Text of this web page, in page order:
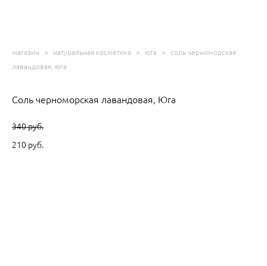
магазин > натуральная косметика > юга >
соль черноморская
лавандовая, юга
Соль черноморская лавандовая, Юга
340 pуб.
210 pуб.